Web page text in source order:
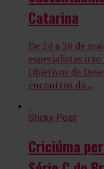
Catarina
De 24 a 28 de
especialistas
Objetivos de
encontros da...
Sticky Post
Criciúma